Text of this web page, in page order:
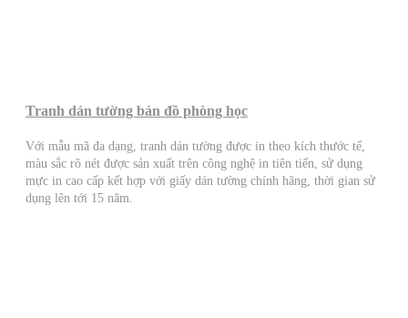
Tranh dán tường bản đồ phòng học
Với mẫu mã đa dạng, tranh dán tường được in theo kích thước tế,
màu sắc rõ nét được sản xuất trên công nghệ in tiên tiến, sử dụng
mực in cao cấp kết hợp với giấy dán tường chính hãng, thời gian sử
dụng lên tới 15 năm.